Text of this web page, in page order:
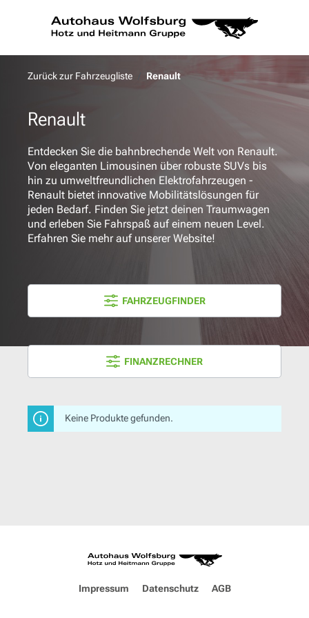
springen
Zurück zur Fahrzeugliste Renault
Renault
Entdecken Sie die bahnbrechende Welt von Renault.
Von eleganten Limousinen über robuste SUVs bis
hin zu umweltfreundlichen Elektrofahrzeugen -
Renault bietet innovative Mobilitätslösungen für
jeden Bedarf. Finden Sie jetzt deinen Traumwagen
und erleben Sie Fahrspaß auf einem neuen Level.
Erfahren Sie mehr auf unserer Website!
FAHRZEUGFINDER
FINANZRECHNER
Keine Produkte gefunden.
Impressum Datenschutz AGB